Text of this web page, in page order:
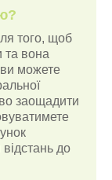
того, щоб
та вона
ви можете
заощадити
до